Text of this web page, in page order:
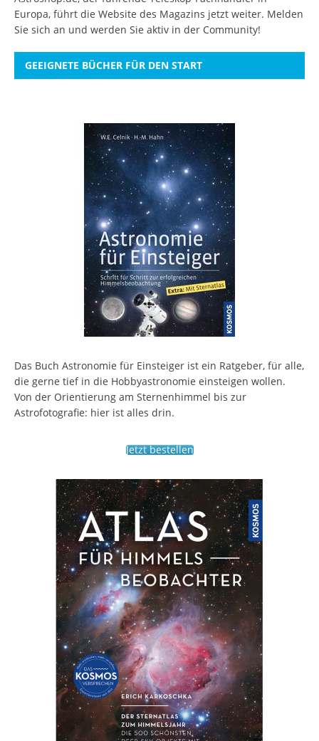
Europa, führt die Website des Magazins jetzt weiter. Melden
Sie sich an und werden Sie aktiv in der Community!
GEEIGNETE BÜCHER FÜR DEN START
Das Buch Astronomie für Einsteiger ist ein Ratgeber, für alle,
die gerne tief in die Hobbyastronomie einsteigen wollen.
Von der Orientierung am Sternenhimmel bis zur
Astrofotografie: hier ist alles drin.
Jetzt bestellen